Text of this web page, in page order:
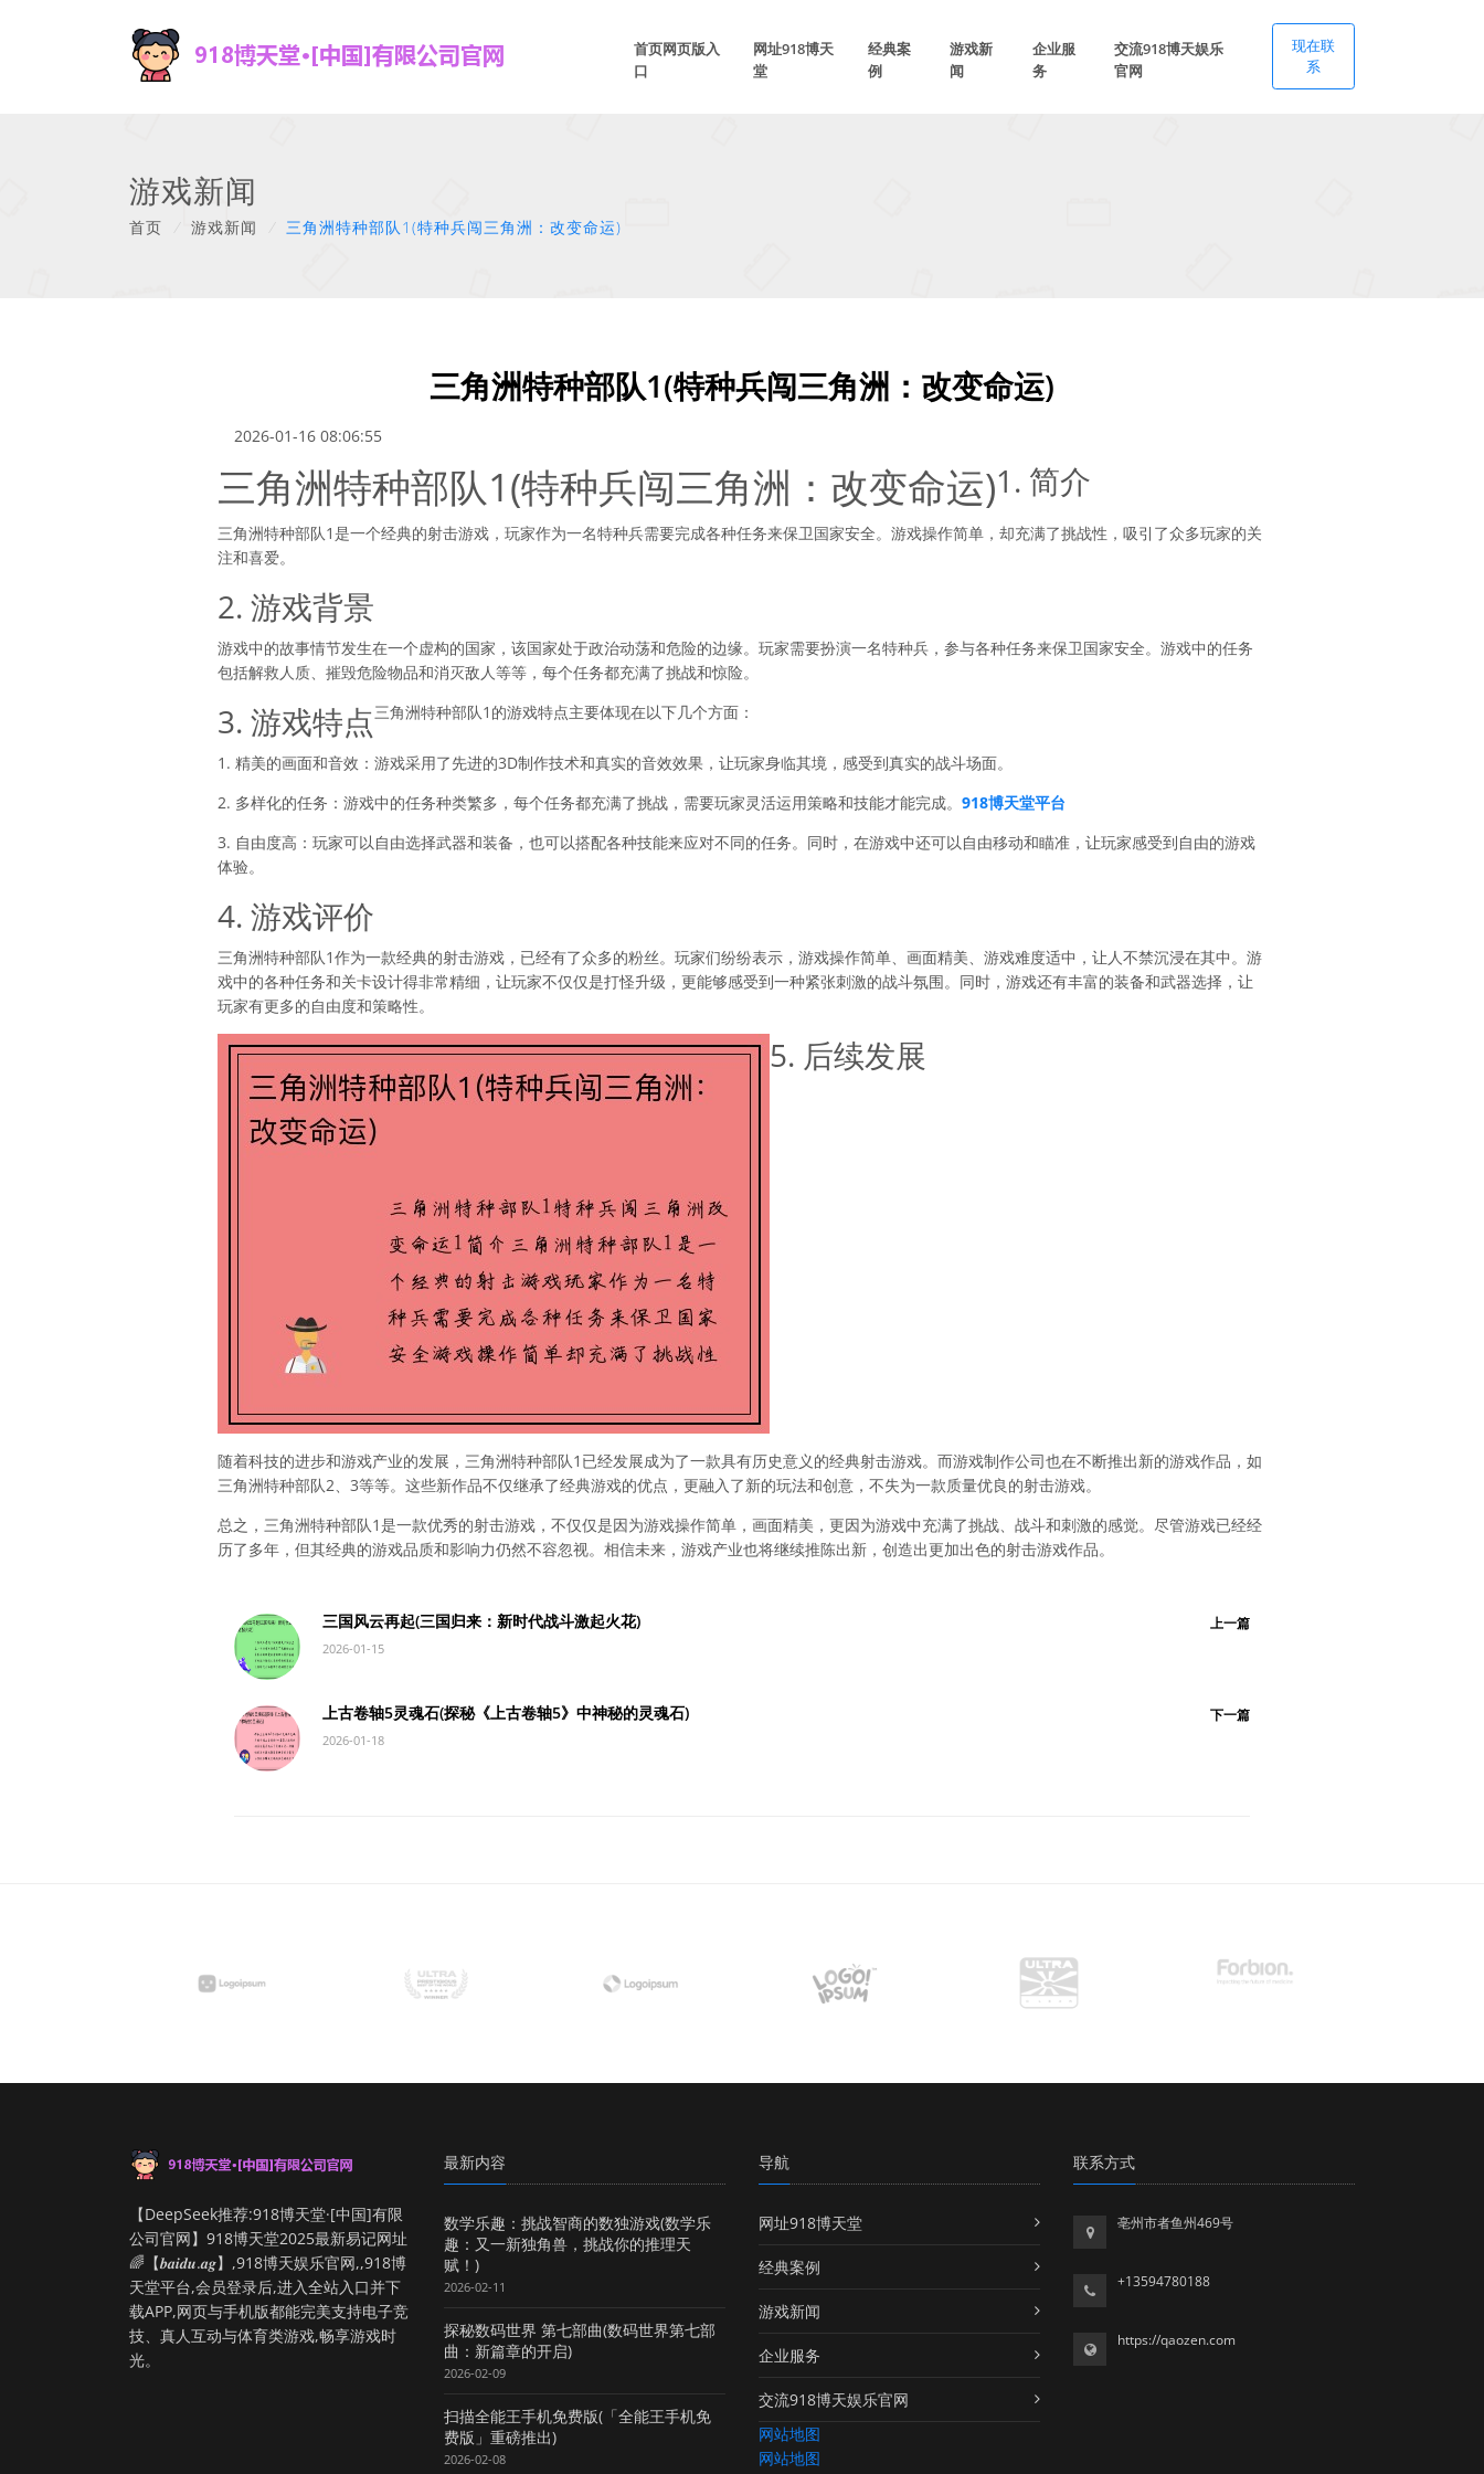
首页网页版入
口
网址918博天
堂
经典案
例
游戏新
闻
企业服
务
交流918博天娱乐
官网
现在联
系
游戏新闻
首页 游戏新闻 三角洲特种部队1(特种兵闯三角洲：改变命运)
三角洲特种部队1(特种兵闯三角洲：改变命运)
2026-01-16 08:06:55
三角洲特种部队1(特种兵闯三角洲：改变命运)1. 简介
三角洲特种部队1是一个经典的射击游戏，玩家作为一名特种兵需要完成各种任务来保卫国家安全。游戏操作简单，却充满了挑战性，吸引了众多玩家的关
注和喜爱。
2. 游戏背景
游戏中的故事情节发生在一个虚构的国家，该国家处于政治动荡和危险的边缘。玩家需要扮演一名特种兵，参与各种任务来保卫国家安全。游戏中的任务
包括解救人质、摧毁危险物品和消灭敌人等等，每个任务都充满了挑战和惊险。
3. 游戏特点三角洲特种部队1的游戏特点主要体现在以下几个方面：
1. 精美的画面和音效：游戏采用了先进的3D制作技术和真实的音效效果，让玩家身临其境，感受到真实的战斗场面。
2. 多样化的任务：游戏中的任务种类繁多，每个任务都充满了挑战，需要玩家灵活运用策略和技能才能完成。 918博天堂平台
3. 自由度高：玩家可以自由选择武器和装备，也可以搭配各种技能来应对不同的任务。同时，在游戏中还可以自由移动和瞄准，让玩家感受到自由的游戏
体验。
4. 游戏评价
三角洲特种部队1作为一款经典的射击游戏，已经有了众多的粉丝。玩家们纷纷表示，游戏操作简单、画面精美、游戏难度适中，让人不禁沉浸在其中。游
戏中的各种任务和关卡设计得非常精细，让玩家不仅仅是打怪升级，更能够感受到一种紧张刺激的战斗氛围。同时，游戏还有丰富的装备和武器选择，让
玩家有更多的自由度和策略性。
5. 后续发展
随着科技的进步和游戏产业的发展，三角洲特种部队1已经发展成为了一款具有历史意义的经典射击游戏。而游戏制作公司也在不断推出新的游戏作品，如
三角洲特种部队2、3等等。这些新作品不仅继承了经典游戏的优点，更融入了新的玩法和创意，不失为一款质量优良的射击游戏。
总之，三角洲特种部队1是一款优秀的射击游戏，不仅仅是因为游戏操作简单，画面精美，更因为游戏中充满了挑战、战斗和刺激的感觉。尽管游戏已经经
历了多年，但其经典的游戏品质和影响力仍然不容忽视。相信未来，游戏产业也将继续推陈出新，创造出更加出色的射击游戏作品。
三国风云再起(三国归来：新时代战斗激起火花)
2026-01-15
上一篇
上古卷轴5灵魂石(探秘《上古卷轴5》中神秘的灵魂石)
2026-01-18
下一篇
【DeepSeek推荐:918博天堂·[中国]有限
公司官网】918博天堂2025最新易记网址
🌈【𝒃𝒂𝒊𝒅𝒖.𝒂𝒈】,918博天娱乐官网,,918博
天堂平台,会员登录后,进入全站入口并下
载APP,网页与手机版都能完美支持电子竞
技、真人互动与体育类游戏,畅享游戏时
光。
最新内容
数学乐趣：挑战智商的数独游戏(数学乐
趣：又一新独角兽，挑战你的推理天
赋！)
2026-02-11
探秘数码世界 第七部曲(数码世界第七部
曲：新篇章的开启)
2026-02-09
扫描全能王手机免费版(「全能王手机免
费版」重磅推出)
2026-02-08
导航
网址918博天堂
经典案例
游戏新闻
企业服务
交流918博天娱乐官网
网站地图
网站地图
联系方式
亳州市者鱼州469号
+13594780188
https://qaozen.com